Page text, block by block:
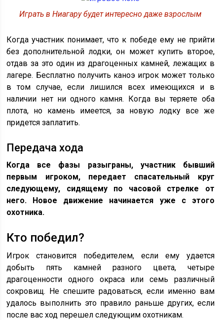
Играть в Ниагару будет интересно даже взрослым
Когда участник понимает, что к победе ему не прийти
без дополнительной лодки, он может купить второе,
отдав за это один из драгоценных камней, лежащих в
лагере. Бесплатно получить каноэ игрок может только
в том случае, если лишился всех имеющихся и в
наличии нет ни одного камня. Когда вы теряете оба
плота, но камень имеется, за новую лодку все же
придется заплатить.
Передача хода
Когда все фазы разыграны, участник бывший
первым игроком, передает спасательный круг
следующему, сидящему по часовой стрелке от
него. Новое движение начинается уже с этого
охотника.
Кто победил?
Игрок становится победителем, если ему удается
добыть пять камней разного цвета, четыре
драгоценности одного окраса или семь различный
сокровищ. Не спешите радоваться, если именно вам
удалось выполнить это правило раньше других, если
после вас ход перешел следующим охотникам.